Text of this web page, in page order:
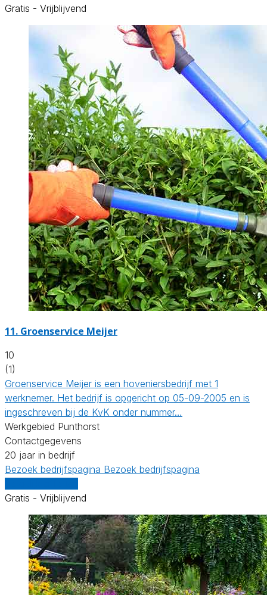
Gratis - Vrijblijvend
11. Groenservice Meijer
10
(1)
Groenservice Meijer is een hoveniersbedrijf met 1
werknemer. Het bedrijf is opgericht op 05-09-2005 en is
ingeschreven bij de KvK onder nummer…
Werkgebied Punthorst
Contactgegevens
20 jaar in bedrijf
Bezoek bedrijfspagina Bezoek bedrijfspagina
Gratis - Vrijblijvend